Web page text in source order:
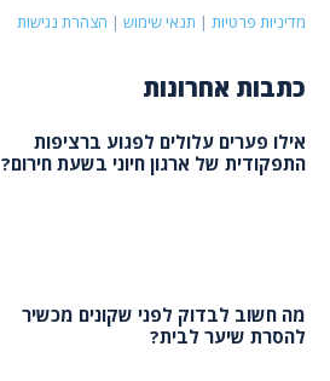
מדיניות פרטיות | תנאי שימוש | הצהרת נגישות
כתבות אחרונות
אילו פערים עלולים לפגוע ברציפות
התפקודית של ארגון חיוני בשעת חירום?
מה חשוב לבדוק לפני שקונים מכשיר
להסרת שיער לבית?